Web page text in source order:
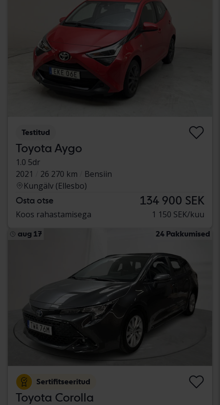
Testitud
Toyota Aygo
1.0 5dr
2021
26 270 km
Bensiin
Kungälv (Ellesbo)
Osta otse 134 900 SEK
Koos rahastamisega 1 150 SEK/kuu
aug 17 24 Pakkumised
Sertifitseeritud
Toyota Corolla